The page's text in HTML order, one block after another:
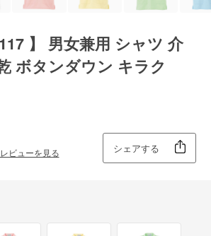
】 男女兼用 シャツ 介
ボタンダウン キラク
レビューを見る シェアする